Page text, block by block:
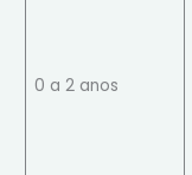
0 a 2 anos